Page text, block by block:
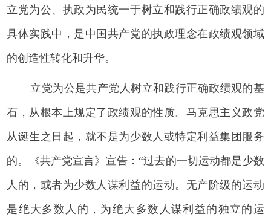
立党为公、执政为民统一于树立和践行正确政绩观的
具体实践中，是中国共产党的执政理念在政绩观领域
的创造性转化和升华。
立党为公是共产党人树立和践行正确政绩观的基
石，从根本上规定了政绩观的性质。马克思主义政党
从诞生之日起，就不是为少数人或特定利益集团服务
的。《共产党宣言》宣告：“过去的一切运动都是少数
人的，或者为少数人谋利益的运动。无产阶级的运动
是绝大多数人的，为绝大多数人谋利益的独立的运